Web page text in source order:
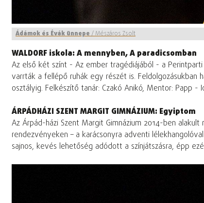
Ádámok és Évák ünnepe/Mészáros Zsolt
WALDORF iskola: A mennyben, A paradicsomban
Az első két színt - Az ember tragédiájából - a
varrták a fellépő ruhák egy részét is.
osztályig. Felkészítő tanár: Czakó Anikó, Mentor: Papp -
ÁRPÁDHÁZI SZENT MARGIT GIMNÁZIUM: Egyiptom
Az Árpád-házi Szent Margit Gimnázium 2014-ben
rendezvényeken – a karácsonyra adventi
sajnos, kevés lehetőség adódott a színjátszásra, épp